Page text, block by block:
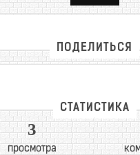
ПОДЕЛИТЬСЯ
СТАТИСТИКА
3
просмотра